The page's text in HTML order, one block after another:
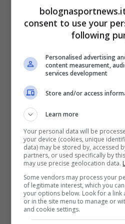
mostra particolarmente
per il debutto per il
Sul fronte Treviso, i
salita in un match privo
del reparto offensivo.
statunitenseJP Macura
Abdur-Rahkman e Weber
annichilito da Morgan, la
spogliatoi con un
Secondo tempo:
sfrutta la fisicità
consent to use your
following
Personalised advertising
content measurement,
services development
Store and/or access
Learn more
Your personal data will be
your device (cookies, unique
data) may be stored by, accessed
partners, or used specifically by
may use precise geolocation data.
Some vendors may process your
of legitimate interest, which you
your options below. Look for a link
or in the site menu to manage or
and cookie settings.